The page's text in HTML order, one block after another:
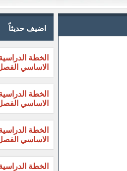
اضيف حديثاً
الخطة
الاساسي الفصل
الخطة
الاساسي الفصل
الخطة
الاساسي الفصل
الخطة